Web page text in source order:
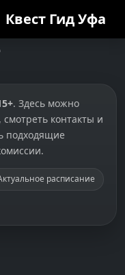
Квест ГидУфа
. Здесь можно
контакты и
подходящие
расписание